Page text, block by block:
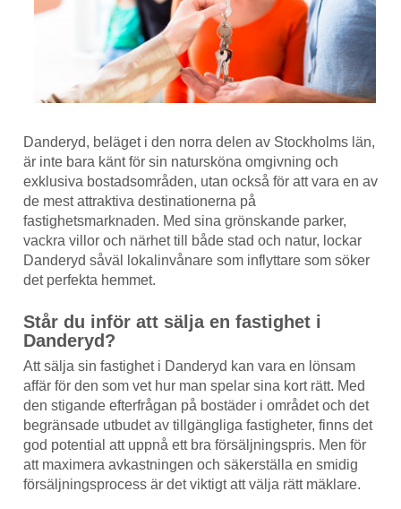
Danderyd, beläget i den norra delen av Stockholms län,
är inte bara känt för sin natursköna omgivning och
exklusiva bostadsområden, utan också för att vara en av
de mest attraktiva destinationerna på
fastighetsmarknaden. Med sina grönskande parker,
vackra villor och närhet till både stad och natur, lockar
Danderyd såväl lokalinvånare som inflyttare som söker
det perfekta hemmet.
Står du inför att sälja en fastighet i
Danderyd?
Att sälja sin fastighet i Danderyd kan vara en lönsam
affär för den som vet hur man spelar sina kort rätt. Med
den stigande efterfrågan på bostäder i området och det
begränsade utbudet av tillgängliga fastigheter, finns det
god potential att uppnå ett bra försäljningspris. Men för
att maximera avkastningen och säkerställa en smidig
försäljningsprocess är det viktigt att välja rätt mäklare.